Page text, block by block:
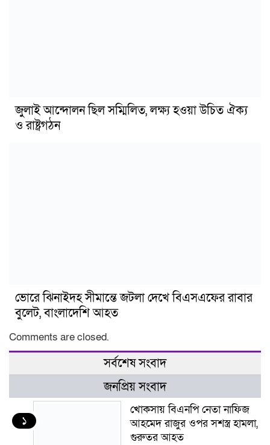
জুলাই আন্দোলন ছিল সম্মিলিত, লক্ষ্য হওয়া উচিত ঐক্য
ও রাষ্ট্রগঠন
ভোরে ঝিনাইদহ সীমান্তে জটলা দেখে বিএসএফের রাবার
বুলেট, বাংলাদেশি আহত
Comments are closed.
সর্বশেষ সংবাদ
জনপ্রিয় সংবাদ
১
খোকসায় বিএনপি নেতা নাফিজ
আহমেদ রাজুর ওপর সশস্ত্র হামলা,
গুরুতর আহত